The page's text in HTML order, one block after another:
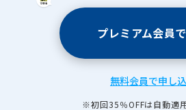
プレミアム会員
無料会員で申し
※初回35％OFFは自動適